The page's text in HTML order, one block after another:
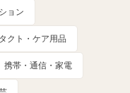
ョン
クト・ケア用品
携帯・通信・家電